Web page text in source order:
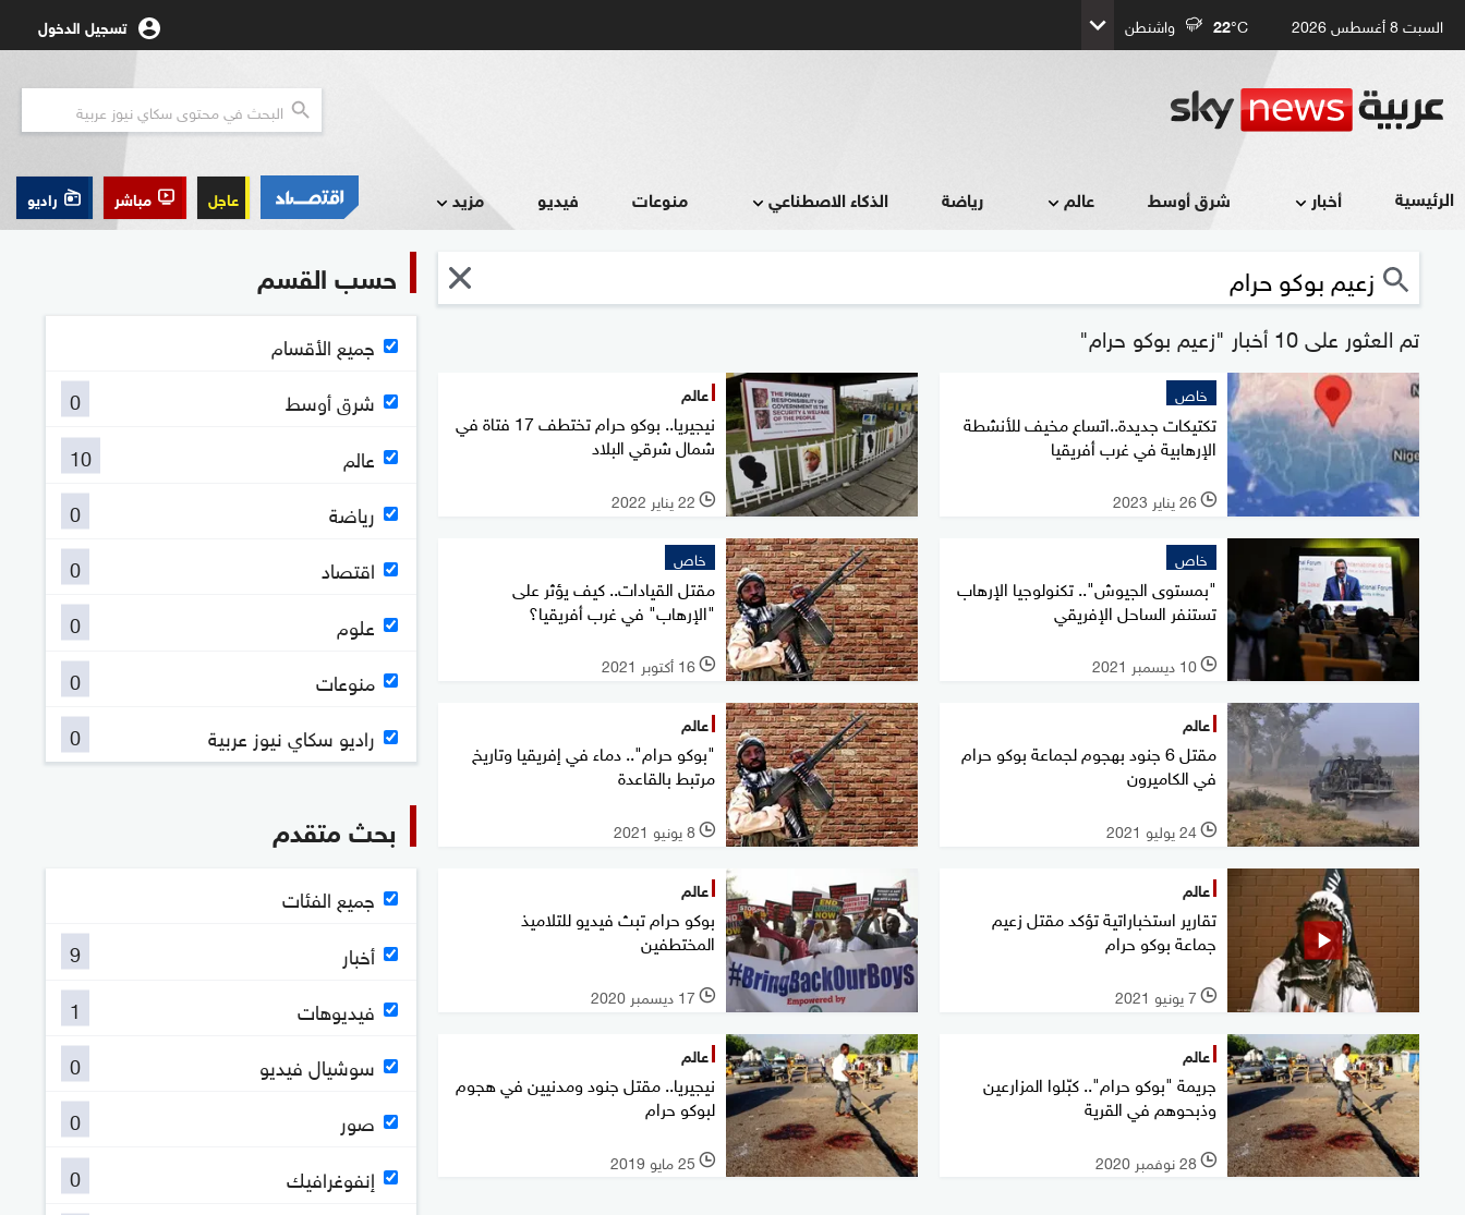
السبت 8 أغسطس 2026 22°C واشنطن تسجيل الدخول
الرئيسية أخبار شرق أوسط عالم رياضة الذكاء الاصطناعي منوعات فيديو مزيد عاجل مباشر راديو
تم العثور على 10 أخبار "زعيم بوكو حرام"
خاص
تكتيكات جديدة..اتساع مخيف للأنشطة
الإرهابية في غرب أفريقيا
l 26 يناير 2023
عالم
نيجيريا.. بوكو حرام تختطف 17 فتاة في
شمال شرقي البلاد
l 22 يناير 2022
خاص
"بمستوى الجيوش".. تكنولوجيا الإرهاب
تستنفر الساحل الإفريقي
l 10 ديسمبر 2021
خاص
مقتل القيادات.. كيف يؤثر على
"الإرهاب" في غرب أفريقيا؟
l 16 أكتوبر 2021
عالم
مقتل 6 جنود بهجوم لجماعة بوكو حرام
في الكاميرون
l 24 يوليو 2021
عالم
"بوكو حرام".. دماء في إفريقيا وتاريخ
مرتبط بالقاعدة
l 8 يونيو 2021
عالم
تقارير استخباراتية تؤكد مقتل زعيم
جماعة بوكو حرام
l 7 يونيو 2021
عالم
بوكو حرام تبث فيديو للتلاميذ
المختطفين
l 17 ديسمبر 2020
عالم
جريمة "بوكو حرام".. كبّلوا المزارعين
وذبحوهم في القرية
l 28 نوفمبر 2020
عالم
نيجيريا.. مقتل جنود ومدنيين في هجوم
لبوكو حرام
l 25 مايو 2019
حسب القسم
جميع الأقسام
شرق أوسط
0
عالم
10
رياضة
0
اقتصاد
0
علوم
0
منوعات
0
راديو سكاي نيوز عربية
0
بحث متقدم
جميع الفئات
أخبار
9
فيديوهات
1
سوشيال فيديو
0
صور
0
إنفوغرافيك
0